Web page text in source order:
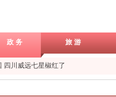
政 务 旅 游
四川威远七星椒红了